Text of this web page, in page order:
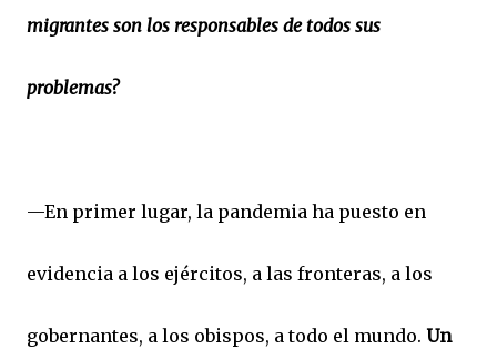
migrantes son los responsables de todos sus
problemas?
—En primer lugar, la pandemia ha puesto en
evidencia a los ejércitos, a las fronteras, a los
gobernantes, a los obispos, a todo el mundo. Un